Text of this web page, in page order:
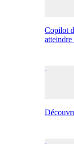
Copilot
atteindre